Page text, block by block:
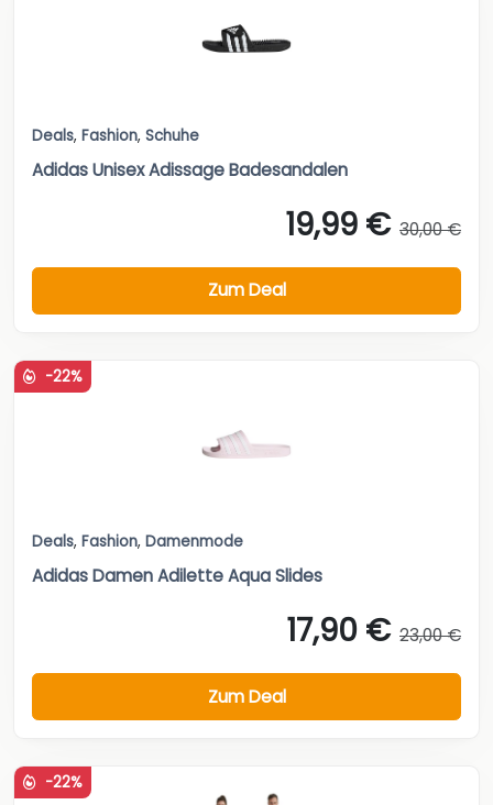
Deals, Fashion, Schuhe
Adidas Unisex Adissage Badesandalen
19,99 € 30,00 €
Zum Deal
-22%
Deals, Fashion, Damenmode
Adidas Damen Adilette Aqua Slides
17,90 € 23,00 €
Zum Deal
-22%